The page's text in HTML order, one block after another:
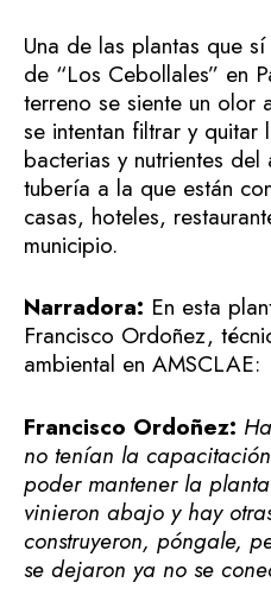
Una de las plantas que
de “Los Cebollales” en
terreno se siente un olor
se intentan filtrar y quitar
bacterias y nutrientes
tubería a la que están
casas, hoteles,
municipio.
Narradora: En esta
Francisco Ordoñez,
ambiental en AMSCLAE:
Francisco Ordoñez:
no tenían la
poder mantener la
vinieron abajo y hay
construyeron, póngale,
se dejaron ya no se